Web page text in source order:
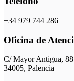
+34 979 744 286
Oficina de
C/ Mayor Antigua,
34005, Palencia